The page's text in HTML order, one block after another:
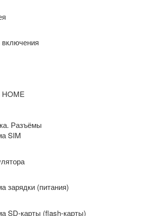
HOME
Разъёмы
SIM
зарядки (питания)
SD-карты (flash-карты)